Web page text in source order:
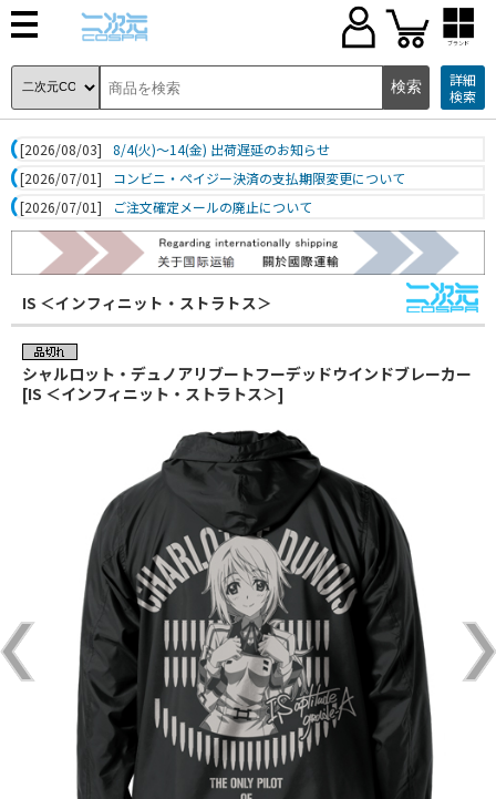
ブランド
詳細
検索
[2026/08/03]
8/4(火)～14(金) 出荷遅延のお知らせ
[2026/07/01]
コンビニ・ペイジー決済の支払期限変更について
[2026/07/01]
ご注文確定メールの廃止について
IS ＜インフィニット・ストラトス＞
シャルロット・デュノアリブートフーデッドウインドブレーカー
[IS ＜インフィニット・ストラトス＞]